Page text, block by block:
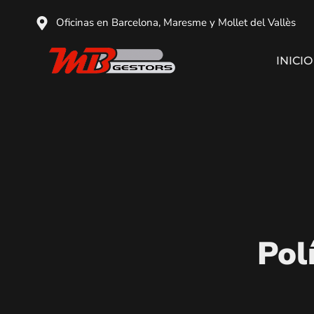
Oficinas en Barcelona, Maresme y Mollet del Vallès
INICIO